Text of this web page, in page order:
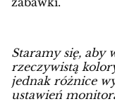
Staramy się, aby
rzeczywistą
jednak różnice
ustawień